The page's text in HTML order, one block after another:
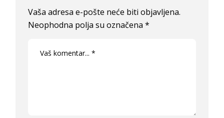
Vaša adresa e-pošte neće biti objavljena.
Neophodna polja su označena*